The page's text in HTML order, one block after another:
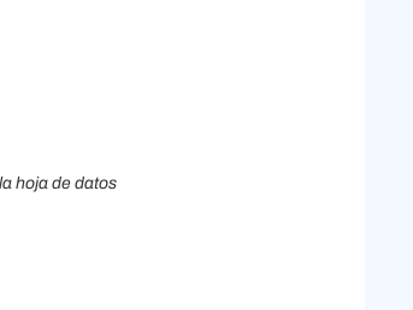
hoja de datos